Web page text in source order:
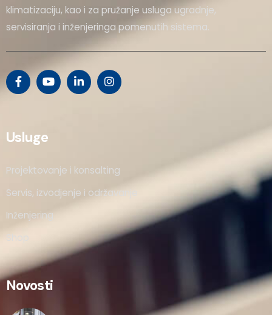
klimatizaciju, kao i za pružanje usluga ugradnje,
servisiranja i inženjeringa pomenutih sistema.
Usluge
Projektovanje i konsalting
Servis, izvodjenje i održavanje
Inženjering
Shop
Novosti